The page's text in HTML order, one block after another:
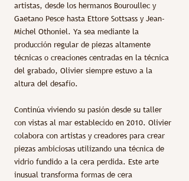
artistas, desde los hermanos Bouroullec y
Gaetano Pesce hasta Ettore Sottsass y Jean-
Michel Othoniel. Ya sea mediante la
producción regular de piezas altamente
técnicas o creaciones centradas en la técnica
del grabado, Olivier siempre estuvo a la
altura del desafío.
Continúa viviendo su pasión desde su taller
con vistas al mar establecido en 2010. Olivier
colabora con artistas y creadores para crear
piezas ambiciosas utilizando una técnica de
vidrio fundido a la cera perdida. Este arte
inusual transforma formas de cera